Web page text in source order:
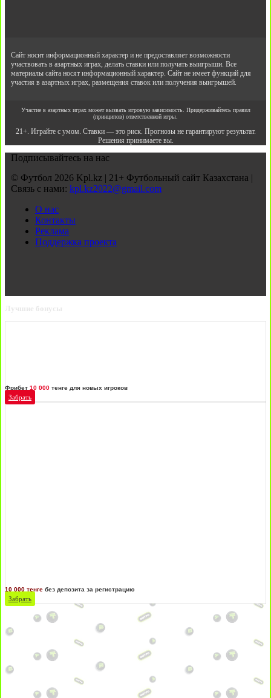
Сайт носит информационный характер и не предоставляет возможности
участвовать в азартных играх, делать ставки или получать выигрыши. Все
материалы сайта носят информационный характер. Сайт не имеет функций для
участия в азартных играх, размещения ставок или получения выигрышей.
Участие в азартных играх может вызвать игровую зависимость. Придерживайтесь правил
(принципов) ответственной игры.
21+. Играйте с умом. Ставки — это риск. Прогнозы не гарантируют результат.
Решения принимаете вы.
Подписывайтесь на нас
© Футбол 2026 Kpl.kz | 21+ Футбольный сайт Казахстана |
Связь с нами: kpl.kz2022@gmail.com
О нас
Контакты
Реклама
Поддержка проекта
Лучшие бонусы
Фрибет 10 000 тенге для новых игроков
Забрать
10 000 тенге без депозита за регистрацию
Забрать